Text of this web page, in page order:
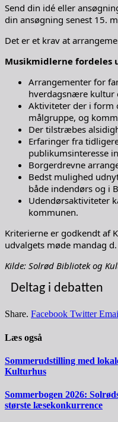
Send din idé eller
din ansøgning senest 15.
Det er et krav at
Musikmidlerne
Arrangementer for
hverdagsnære kultur
Aktiviteter der i form
målgruppe, og
Der tilstræbes
Erfaringer fra
publikumsinteresse
Borgerdrevne
Bedst mulighed
både indendørs og i
Udendørsaktiviteter
kommunen.
Kriterierne er godkendt af
udvalgets møde mandag
Kilde: Solrød Bibliotek og
Deltag i debatten
Share. Facebook Twitter
Læs også
Sommerudstilling med
Kulturhus
Sommerbogen 2026:
største læsekonkurrence